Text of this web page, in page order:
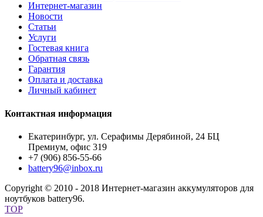
Интернет-магазин
Новости
Статьи
Услуги
Гостевая книга
Обратная связь
Гарантия
Оплата и доставка
Личный кабинет
Контактная информация
Екатеринбург, ул. Серафимы Дерябиной, 24 БЦ
Премиум, офис 319
+7 (906) 856-55-66
battery96@inbox.ru
Copyright © 2010 - 2018 Интернет-магазин аккумуляторов для
ноутбуков battery96.
TOP